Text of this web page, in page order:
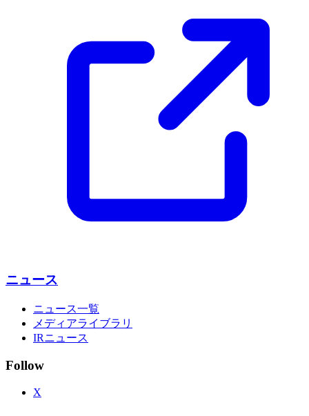
ニュース
ニュース一覧
メディアライブラリ
IRニュース
Follow
X